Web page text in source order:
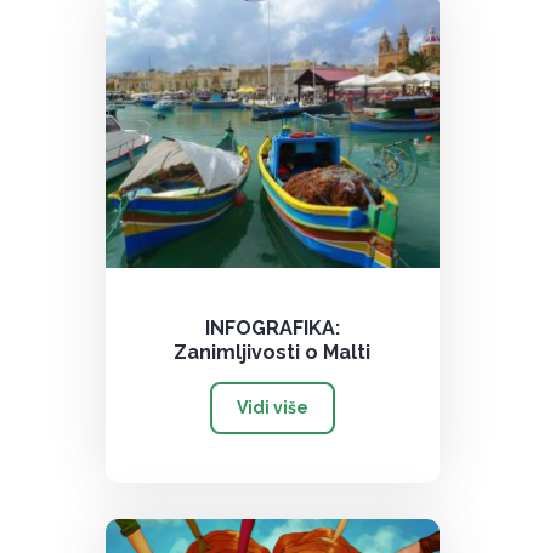
INFOGRAFIKA:
Zanimljivosti o Malti
Vidi više